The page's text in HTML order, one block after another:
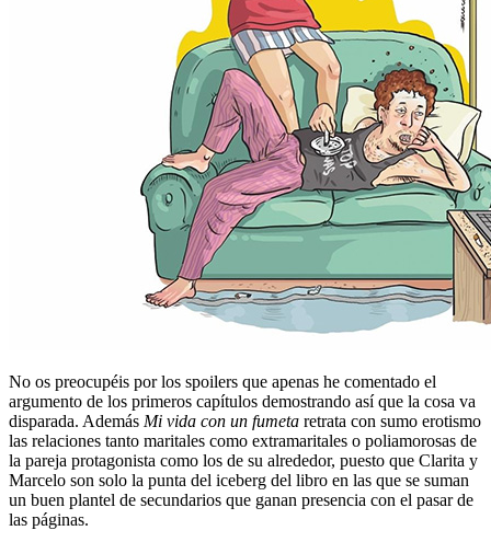
No os preocupéis por los spoilers que apenas he comentado el
argumento de los primeros capítulos demostrando así que la cosa va
disparada. Además Mi vida con un fumeta retrata con sumo erotismo
las relaciones tanto maritales como extramaritales o poliamorosas de
la pareja protagonista como los de su alrededor, puesto que Clarita y
Marcelo son solo la punta del iceberg del libro en las que se suman
un buen plantel de secundarios que ganan presencia con el pasar de
las páginas.